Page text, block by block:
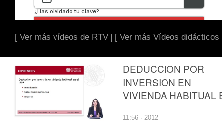
[ Ver más vídeos de RTV ] [ Ver más Vídeos didácticos
DEDUCCION POR
INVERSION EN
VIVIENDA HABITUAL
EL IMPUESTO SOBRE
LA RENTA DE LAS
11:56 · 2012